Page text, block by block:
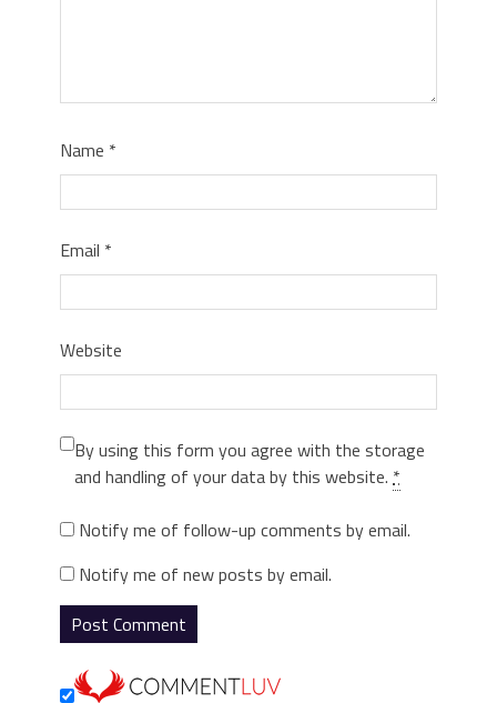
Name *
Email *
Website
By using this form you agree with the storage
and handling of your data by this website. *
Notify me of follow-up comments by email.
Notify me of new posts by email.